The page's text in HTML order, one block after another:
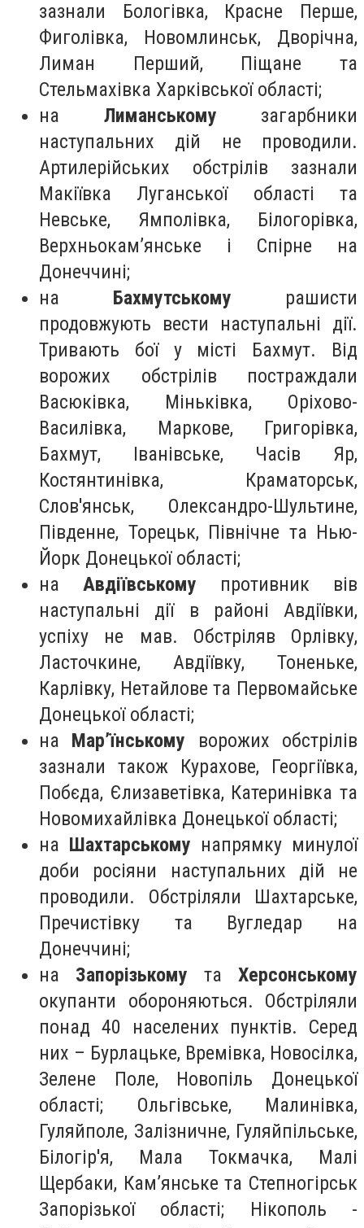
зазнали Бологівка, Красне Перше,
Фиголівка, Новомлинськ, Дворічна,
Лиман Перший, Піщане та
Стельмахівка Харківської області;
на Лиманському загарбники
наступальних дій не проводили.
Артилерійських обстрілів зазнали
Макіївка Луганської області та
Невське, Ямполівка, Білогорівка,
Верхньокам’янське і Спірне на
Донеччині;
на Бахмутському рашисти
продовжують вести наступальні дії.
Тривають бої у місті Бахмут. Від
ворожих обстрілів постраждали
Васюківка, Міньківка, Оріхово-
Василівка, Маркове, Григорівка,
Бахмут, Іванівське, Часів Яр,
Костянтинівка, Краматорськ,
Слов'янськ, Олександро-Шультине,
Південне, Торецьк, Північне та Нью-
Йорк Донецької області;
на Авдіївському противник вів
наступальні дії в районі Авдіївки,
успіху не мав. Обстріляв Орлівку,
Ласточкине, Авдіївку, Тоненьке,
Карлівку, Нетайлове та Первомайське
Донецької області;
на Мар’їнському ворожих обстрілів
зазнали також Курахове, Георгіївка,
Побєда, Єлизаветівка, Катеринівка та
Новомихайлівка Донецької області;
на Шахтарському напрямку минулої
доби росіяни наступальних дій не
проводили. Обстріляли Шахтарське,
Пречистівку та Вугледар на
Донеччині;
на Запорізькому та Херсонському
окупанти обороняються. Обстріляли
понад 40 населених пунктів. Серед
них – Бурлацьке, Времівка, Новосілка,
Зелене Поле, Новопіль Донецької
області; Ольгівське, Малинівка,
Гуляйполе, Залізничне, Гуляйпільське,
Білогір'я, Мала Токмачка, Малі
Щербаки, Кам’янське та Степногірськ
Запорізької області; Нікополь -